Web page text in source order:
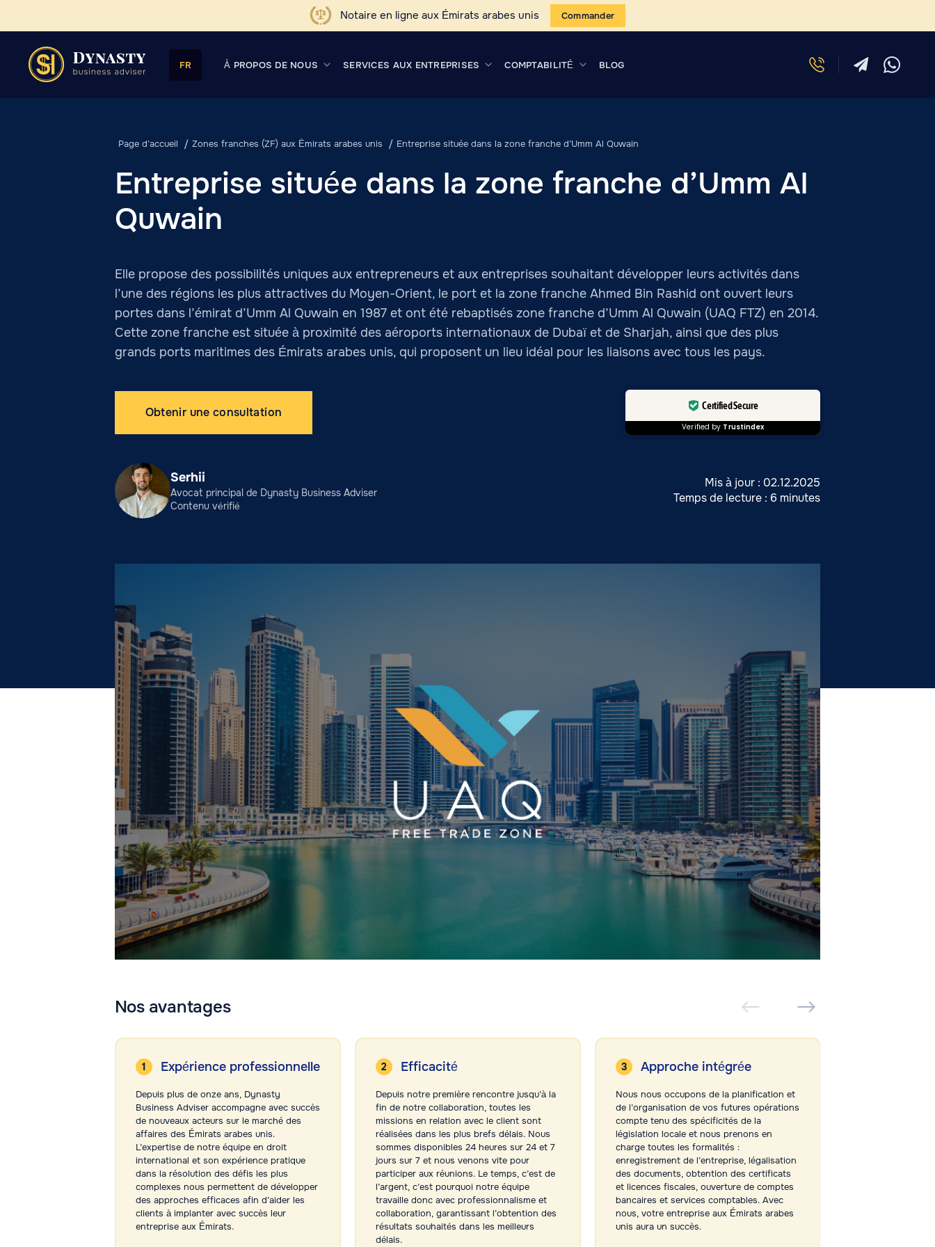
Notaire en ligne aux Émirats arabes unis Commander
FR À PROPOS DE NOUS SERVICES AUX ENTREPRISES COMPTABILITÉ BLOG
Page d’accueil Zones franches (ZF) aux Émirats arabes unis Entreprise située dans la zone franche d’Umm Al Quwain
Entreprise située dans la zone franche d’Umm Al
Quwain
Elle propose des possibilités uniques aux entrepreneurs et aux entreprises souhaitant développer leurs activités dans
l’une des régions les plus attractives du Moyen-Orient, le port et la zone franche Ahmed Bin Rashid ont ouvert leurs
portes dans l’émirat d’Umm Al Quwain en 1987 et ont été rebaptisés zone franche d’Umm Al Quwain (UAQ FTZ) en 2014.
Cette zone franche est située à proximité des aéroports internationaux de Dubaï et de Sharjah, ainsi que des plus
grands ports maritimes des Émirats arabes unis, qui proposent un lieu idéal pour les liaisons avec tous les pays.
Obtenir une consultation Certified Secure
Verified by Trustindex
Serhii
Avocat principal de Dynasty Business Adviser
Contenu vérifié
Mis à jour : 02.12.2025
Temps de lecture : 6 minutes
Nos avantages
Expérience professionnelle
Depuis plus de onze ans, Dynasty
Business Adviser accompagne avec succès
de nouveaux acteurs sur le marché des
affaires des Émirats arabes unis.
L’expertise de notre équipe en droit
international et son expérience pratique
dans la résolution des défis les plus
complexes nous permettent de développer
des approches efficaces afin d’aider les
clients à implanter avec succès leur
entreprise aux Émirats.
Efficacité
Depuis notre première rencontre jusqu’à la
fin de notre collaboration, toutes les
missions en relation avec le client sont
réalisées dans les plus brefs délais. Nous
sommes disponibles 24 heures sur 24 et 7
jours sur 7 et nous venons vite pour
participer aux réunions. Le temps, c’est de
l’argent, c’est pourquoi notre équipe
travaille donc avec professionnalisme et
collaboration, garantissant l’obtention des
résultats souhaités dans les meilleurs
délais.
Approche intégrée
Nous nous occupons de la planification et
de l’organisation de vos futures opérations
compte tenu des spécificités de la
législation locale et nous prenons en
charge toutes les formalités :
enregistrement de l’entreprise, légalisation
des documents, obtention des certificats
et licences fiscales, ouverture de comptes
bancaires et services comptables. Avec
nous, votre entreprise aux Émirats arabes
unis aura un succès.